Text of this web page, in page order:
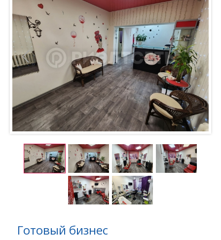
Готовый бизнес